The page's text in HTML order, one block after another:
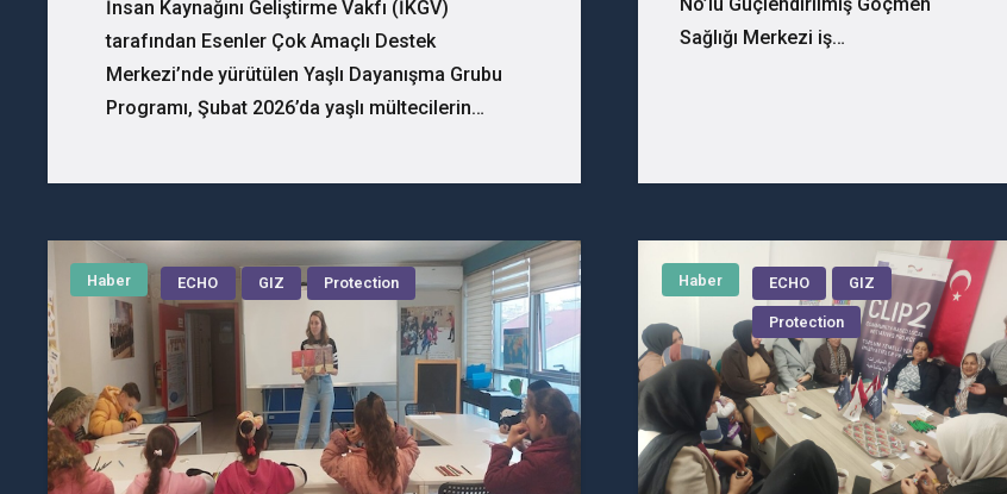
İnsan Kaynağını Geliştirme Vakfı (İKGV)
tarafından Esenler Çok Amaçlı Destek
Merkezi’nde yürütülen Yaşlı Dayanışma Grubu
Programı, Şubat 2026’da yaşlı mültecilerin…
Sağlığı Merkezi iş…
Haber ECHO GIZ Protection Haber ECHO GIZ
Protection